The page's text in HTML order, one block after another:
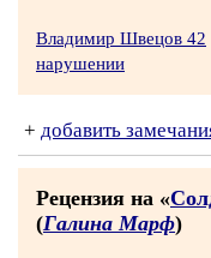
Владимир Швецов 42
нарушении
+ добавить
Рецензия на «
(Галина Марф)